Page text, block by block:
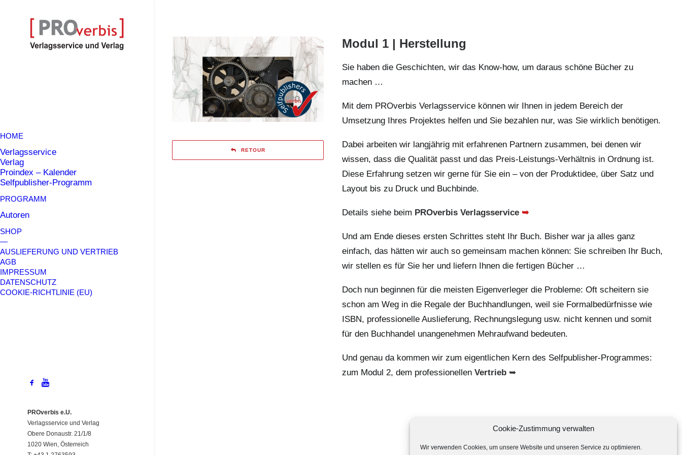
Cookie-Zustimmung verwalten
Wir verwenden Cookies, um unsere Website und unseren Service zu optimieren.
HOME
Verlagsservice
Verlag
Proindex – Kalender
Selfpublisher-Programm
PROGRAMM
Autoren
SHOP
—
AUSLIEFERUNG UND VERTRIEB
AGB
IMPRESSUM
DATENSCHUTZ
COOKIE-RICHTLINIE (EU)
PROverbis e.U.
Verlagsservice und Verlag
Obere Donaustr. 21/1/8
1020 Wien, Österreich
RETOUR
Modul 1 | Herstellung
Sie haben die Geschichten, wir das Know-how, um daraus schöne Bücher zu
machen …
Mit dem PROverbis Verlagsservice können wir Ihnen in jedem Bereich der
Umsetzung Ihres Projektes helfen und Sie bezahlen nur, was Sie wirklich benötigen.
Dabei arbeiten wir langjährig mit erfahrenen Partnern zusammen, bei denen wir
wissen, dass die Qualität passt und das Preis-Leistungs-Verhältnis in Ordnung ist.
Diese Erfahrung setzen wir gerne für Sie ein – von der Produktidee, über Satz und
Layout bis zu Druck und Buchbinde.
Details siehe beim PROverbis Verlagsservice ➥
Und am Ende dieses ersten Schrittes steht Ihr Buch. Bisher war ja alles ganz
einfach, das hätten wir auch so gemeinsam machen können: Sie schreiben Ihr Buch,
wir stellen es für Sie her und liefern Ihnen die fertigen Bücher …
Doch nun beginnen für die meisten Eigenverleger die Probleme: Oft scheitern sie
schon am Weg in die Regale der Buchhandlungen, weil sie Formalbedürfnisse wie
ISBN, professionelle Auslieferung, Rechnungslegung usw. nicht kennen und somit
für den Buchhandel unangenehmen Mehraufwand bedeuten.
Und genau da kommen wir zum eigentlichen Kern des Selfpublisher-Programmes:
zum Modul 2, dem professionellen Vertrieb ➥